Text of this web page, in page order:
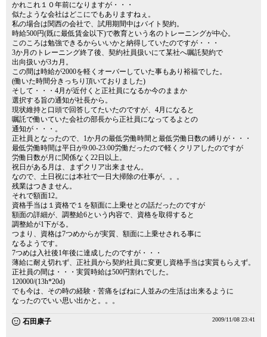
かれこれ１０年前になりますが・・・
似たような会社はどこにでもありますねぇ。
私の場合は関西の会社で、試用期間中はバイト契約。
時給500円(既に最低賃金以下)で教育という名のトレーニングが中心。
このころは勉強できるからいいかと納得していたのですが・・・
3か月のトレーニング終了後、契約社員扱いにて某社へ嘱託契約で
出向扱いが3カ月。
この間は時給が2000を軽くオーバーしていた事もあり裕福でした。
(働いた時間分きっちり頂いておりました)
そして・・・4月が近付くと正社員になるか今のままか
選択する旨の通知が社長から。
現状維持と口頭で回答してたいたのですが、4月になると
嘱託で働いていた会社の部長から正社員になってるよとの
通知が・・・。
正社員となったので、1か月の最低労働時間と最低労働日数の縛りが・・・
最低労働時間は平日が9:00-23:00労働だったので軽くクリアしたのですが
労働日数が月に関係なく22日以上。
祝日がある月は、まずクリア出来ません。
なので、土日祝には本社で一日大掃除の仕事が。。。
残業はつきません。
それで額面12。
資格手当は１資格で１を額面に上乗せとの話だったのですが
額面の詳細が、調整給6という内容で、資格を取得すると
調整給が1下がる。
つまり、資格は7つめからが実質、額面に上乗せされる事に
なるようです。
7つめは入社後1年後に達成したのですが・・・
薄給に耐え切れず、正社員から契約社員に変更し資格手当は実質もらえず。
正社員の間は・・・実質時給は500円割れでした。
120000/(13h*20d)
でも今は、その時の経験・苦痛をばねに人並みの生活は出来るように
なったのでいい思い出かと。。。
石田康子 2009/11/08 23:41